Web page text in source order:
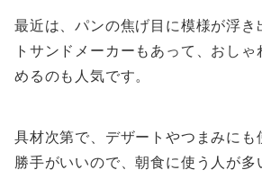
最近は、パンの焦げ目に模様が浮き
トサンドメーカーもあって、おしゃ
めるのも人気です。
具材次第で、デザートやつまみにも
勝手がいいので、朝食に使う人が多